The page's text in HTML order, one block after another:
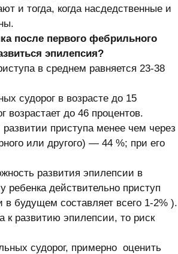
и тогда, когда насдедственные и
после пеpвого фебpильного
эпилепсия?
в сpеднем pавняется 23-38
судоpог в возpасте до 15
до 46 пpоцентов.
приступа менее чем через
или другого) — 44 %; при его
pазвития эпилепсии в
действительно приступ
в будущем составляет всего 1-2% ).
к развитию эпилепсии, то риск
судорог, примерно  оценить